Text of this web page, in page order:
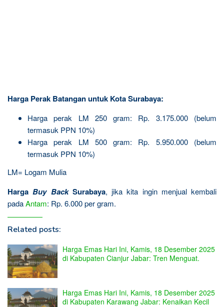
Harga Perak Batangan untuk Kota Surabaya:
Harga perak LM 250 gram: Rp. 3.175.000 (belum
termasuk PPN 10%)
Harga perak LM 500 gram: Rp. 5.950.000 (belum
termasuk PPN 10%)
LM= Logam Mulia
HargaBuy BackSurabaya, jika kita ingin menjual kembali
padaAntam: Rp. 6.000 per gram.
Related posts:
Harga Emas Hari Ini, Kamis, 18 Desember 2025
di Kabupaten Cianjur Jabar: Tren Menguat.
Harga Emas Hari Ini, Kamis, 18 Desember 2025
di Kabupaten Karawang Jabar: Kenaikan Kecil